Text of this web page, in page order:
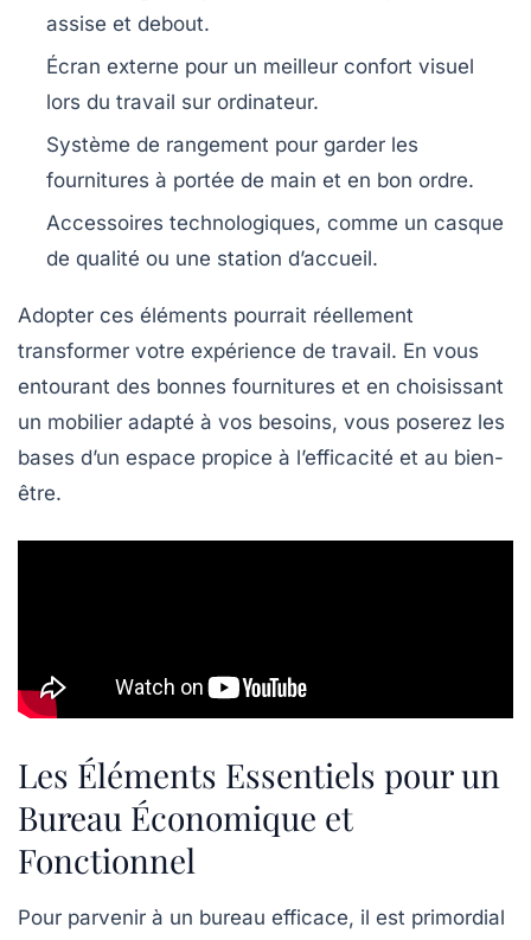
assise et debout.
Écran externe pour un meilleur confort visuel
lors du travail sur ordinateur.
Système de rangement pour garder les
fournitures à portée de main et en bon ordre.
Accessoires technologiques, comme un casque
de qualité ou une station d’accueil.
Adopter ces éléments pourrait réellement
transformer votre expérience de travail. En vous
entourant des bonnes fournitures et en choisissant
un mobilier adapté à vos besoins, vous poserez les
bases d’un espace propice à l’efficacité et au bien-
être.
Les Éléments Essentiels pour un
Bureau Économique et
Fonctionnel
Pour parvenir à un bureau efficace, il est primordial